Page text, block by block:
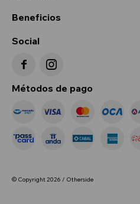
Beneficios
Social
 
Métodos de pago
© Copyright 2026 / Otherside